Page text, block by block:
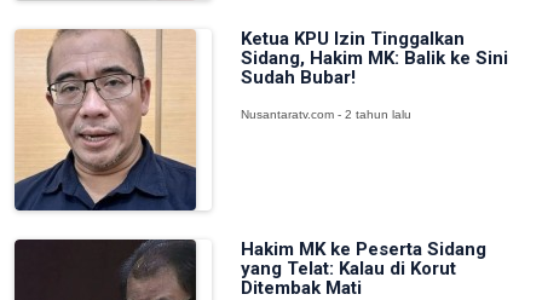
Ketua KPU Izin Tinggalkan
Sidang, Hakim MK: Balik ke Sini
Sudah Bubar!
Nusantaratv.com - 2 tahun lalu
Hakim MK ke Peserta Sidang
yang Telat: Kalau di Korut
Ditembak Mati